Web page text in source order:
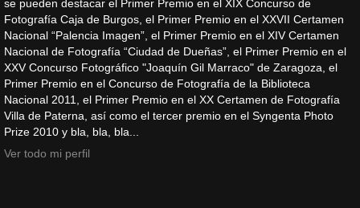
se pueden destacar el Primer Premio en el XIX Concurso de
Fotografía Caja de Burgos, el Primer Premio en el XXVII Certamen
Nacional “Palencia Imagen”, el Primer Premio en el XIV Certamen
Nacional de Fotografía “Ciudad de Dueñas”, el Primer Premio en el
XXV Concurso Fotográfico "Joaquín Gil Marraco" de Zaragoza, el
Primer Premio en el Concurso de Fotografía de la Biblioteca
Nacional 2011, el Primer Premio en el XX Certamen de Fotografía
Villa de Paterna, así como el tercer premio en el Syngenta Photo
Prize 2010 y bla, bla, bla...
Ver todo mi perfil